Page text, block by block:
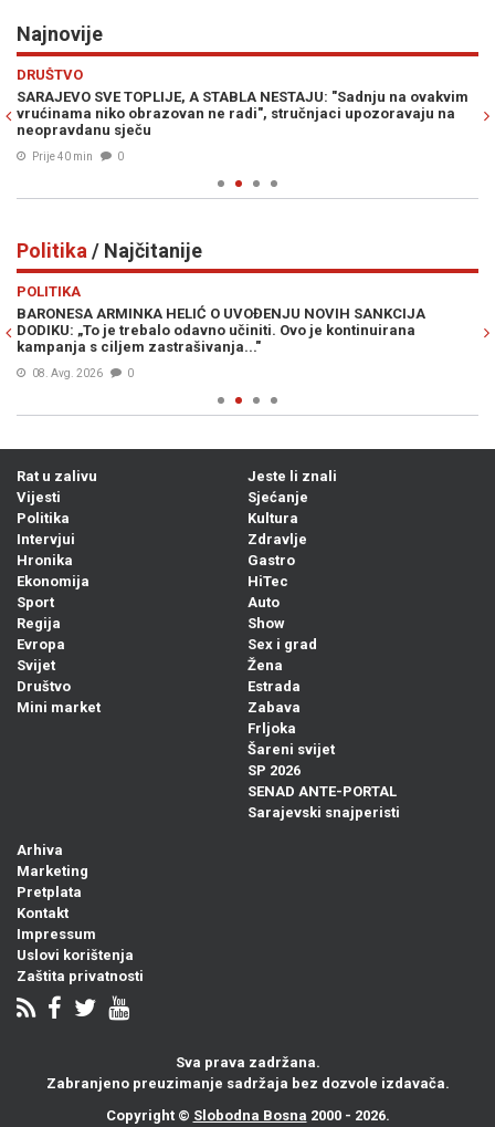
Najnovije
DRUŠTVO
SARAJEVO SVE TOPLIJE, A STABLA NESTAJU: "Sadnju na ovakvim
vrućinama niko obrazovan ne radi", stručnjaci upozoravaju na
neopravdanu sječu
Prije 40 min 0
Previous
Politika / Najčitanije
POLITIKA
BARONESA ARMINKA HELIĆ O UVOĐENJU NOVIH SANKCIJA
DODIKU: „To je trebalo odavno učiniti. Ovo je kontinuirana
kampanja s ciljem zastrašivanja..."
08. Avg. 2026 0
Rat u zalivu
Vijesti
Politika
Intervjui
Hronika
Ekonomija
Sport
Regija
Evropa
Svijet
Društvo
Mini market
Jeste li znali
Sjećanje
Kultura
Zdravlje
Gastro
HiTec
Auto
Show
Sex i grad
Žena
Estrada
Zabava
Frljoka
Šareni svijet
SP 2026
SENAD ANTE-PORTAL
Sarajevski snajperisti
Arhiva
Marketing
Pretplata
Kontakt
Impressum
Uslovi korištenja
Zaštita privatnosti
Sva prava zadržana.
Zabranjeno preuzimanje sadržaja bez dozvole izdavača.
Copyright © Slobodna Bosna 2000 - 2026.